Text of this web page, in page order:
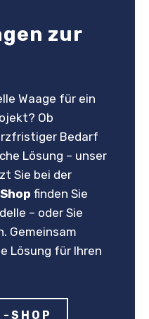
zur
Waage für ein
Ob
Bedarf
Lösung – unser
Sie bei der
finden Sie
– oder Sie
Gemeinsam
Lösung für Ihren
SHOP